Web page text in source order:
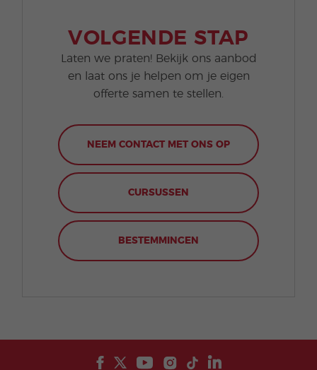
VOLGENDE STAP
Laten we praten! Bekijk ons aanbod
en laat ons je helpen om je eigen
offerte samen te stellen.
NEEM CONTACT MET ONS OP
CURSUSSEN
BESTEMMINGEN